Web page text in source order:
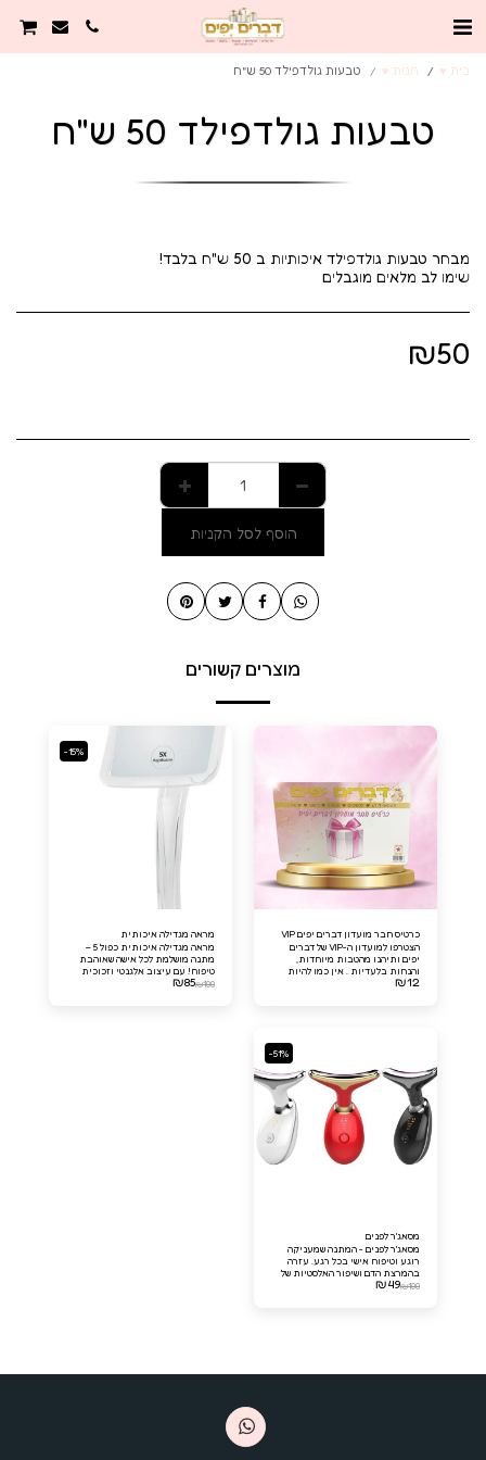
בית ♥️ חנות ♥️ טבעות גולדפילד 50 ש"ח
טבעות גולדפילד 50 ש"ח
שימו לב מלאים מוגבלים
₪50
הוסף לסל הקניות
מוצרים קשורים
כרטיס חבר מועדון דברים יפים VIP
הצטרפו למועדון ה-VIP של דברים
יפים ותיהנו מהטבות מיוחדות,
והנחות בלעדיות . אין כמו להיות
חבר מועדון דברים יפים VIP!
₪12
-15%
מראה מגדילה איכותית
מראה מגדילה איכותית כפול 5 –
מתנה מושלמת לכל אישה שאוהבת
טיפוח! עם עיצוב אלגנטי וזכוכית
איכותית, המראה הזו מציעה הגדלה
₪100
₪85
-51%
מסאג'ר לפנים
מסאג'ר לפנים - המתנה שמעניקה
רוגע וטיפוח אישי בכל רגע. עזרה
בהמרצת הדם ושיפור האלסטיות של
העור, הדרך האולטימטיבית לפינוק
₪100
₪49